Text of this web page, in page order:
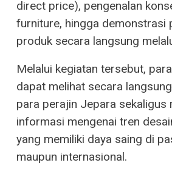
direct price), pengenalan
furniture, hingga demonstrasi
produk secara langsung
Melalui kegiatan tersebut,
dapat melihat secara
para perajin Jepara sekaligus
informasi mengenai tren
yang memiliki daya saing di
maupun internasional.